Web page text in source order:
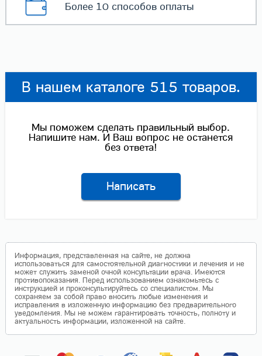
Более 10 способовоплаты
В нашем каталоге 515 товаров.
Мы поможем сделать правильный выбор.
Напишите нам. И Ваш вопрос не останется
без ответа!
Написать
Информация, представленная на сайте, не должна
использоваться для самостоятельной диагностики и лечения и не
может служить заменой очной консультации врача. Имеются
противопоказания. Перед использованием ознакомьтесь с
инструкцией и проконсультируйтесь со специалистом. Мы
сохраняем за собой право вносить любые изменения и
исправления в изложенную информацию без предварительного
уведомления. Мы не можем гарантировать точность, полноту и
актуальность информации, изложенной на сайте.